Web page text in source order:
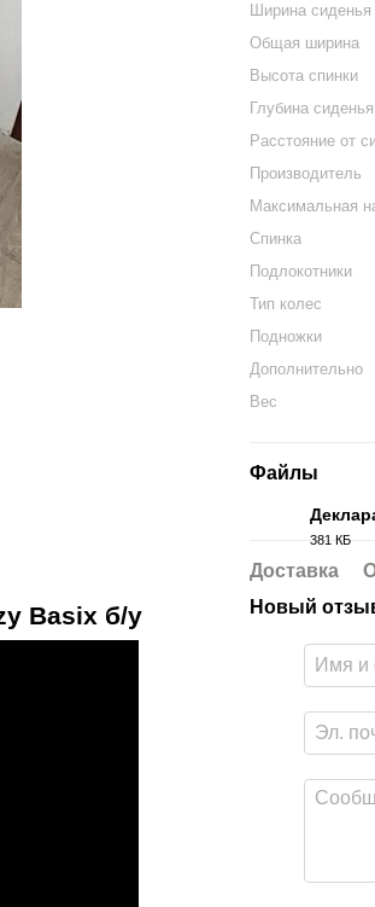
Basix б/у
Ширина сиденья
Общая ширина
Высота спинки
Глубина сиденья
Расстояние от
Производитель
Максимальная
Спинка
Подлокотники
Тип колес
Подножки
Дополнительно
Вес
Файлы
381 КБ
Доставка
Новый